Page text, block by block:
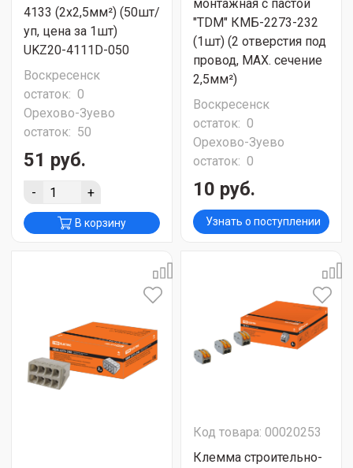
4133 (2х2,5мм²) (50шт/
уп, цена за 1шт)
UKZ20-4111D-050
Воскресенск
остаток: 0
Орехово-Зуево
остаток: 50
51 руб.
- +
В корзину
монтажная с пастой
"TDM" КМБ-2273-232
(1шт) (2 отверстия под
провод, MAX. сечение
2,5мм²)
Воскресенск
остаток: 0
Орехово-Зуево
остаток: 0
10 руб.
Узнать о поступлении
Код товара: 00020253
Клемма строительно-